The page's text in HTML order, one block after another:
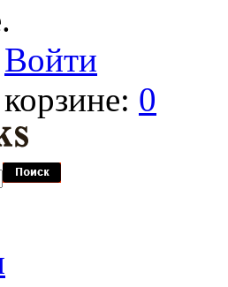
Войти
0